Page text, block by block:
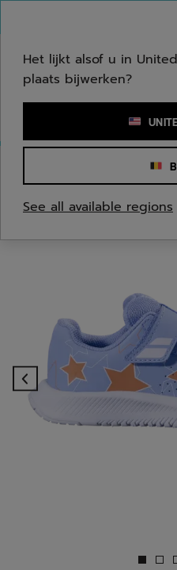
Een zoekwoord of een
Previous
Het lijkt alsof u in
plaats bijwerken?
See all available regions